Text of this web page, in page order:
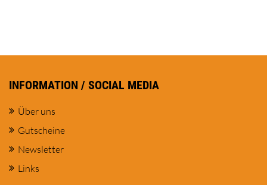
INFORMATION / SOCIAL MEDIA
Über uns
Gutscheine
Newsletter
Links